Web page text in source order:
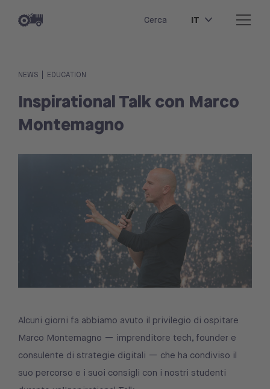
Cerca IT
NEWS EDUCATION
Inspirational Talk con Marco
Montemagno
Alcuni giorni fa abbiamo avuto il privilegio di ospitare
Marco Montemagno — imprenditore tech, founder e
consulente di strategie digitali — che ha condiviso il
suo percorso e i suoi consigli con i nostri studenti